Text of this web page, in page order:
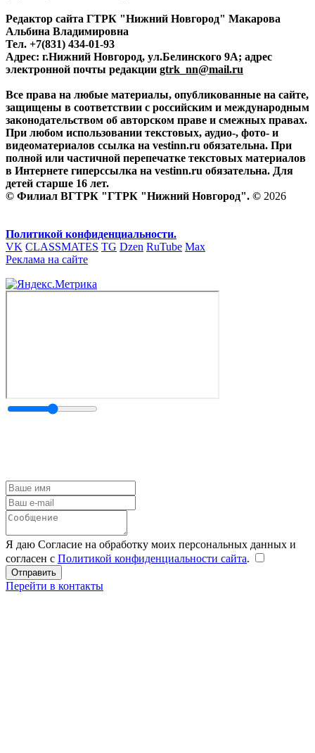
Редактор сайта ГТРК "Нижний Новгород" Макарова
Альбина Владимировна
Тел. +7(831) 434-01-93
Адрес: г.Нижний Новгород, ул.Белинского 9А; адрес
электронной почты редакции gtrk_nn@mail.ru
Все права на любые материалы, опубликованные на сайте,
защищены в соответствии с российским и международным
законодательством об авторском праве и смежных правах.
При любом использовании текстовых, аудио-, фото- и
видеоматериалов ссылка на vestinn.ru обязательна. При
полной или частичной перепечатке текстовых материалов
в Интернете гиперссылка на vestinn.ru обязательна. Для
детей старше 16 лет.
© Филиал ВГТРК "ГТРК "Нижний Новгород". © 2026
Политикой конфиденциальности.
VK CLASSMATES TG Dzen RuTube Max
Реклама на сайте
Я даю Согласие на обработку моих персональных данных и
согласен с Политикой конфиденциальности сайта.
Перейти в контакты